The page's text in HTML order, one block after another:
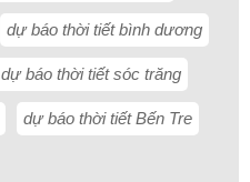
dự báo thời tiết bình dương
dự báo thời tiết sóc trăng
dự báo thời tiết Bến Tre